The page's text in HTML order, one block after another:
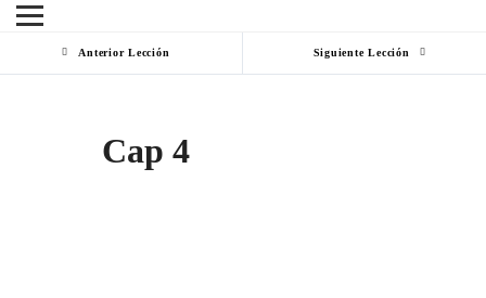
Anterior Lección Siguiente Lección
Cap 4